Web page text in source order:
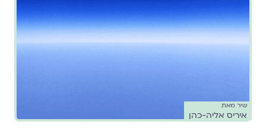
שיר מאת
איריס אליה-כהן